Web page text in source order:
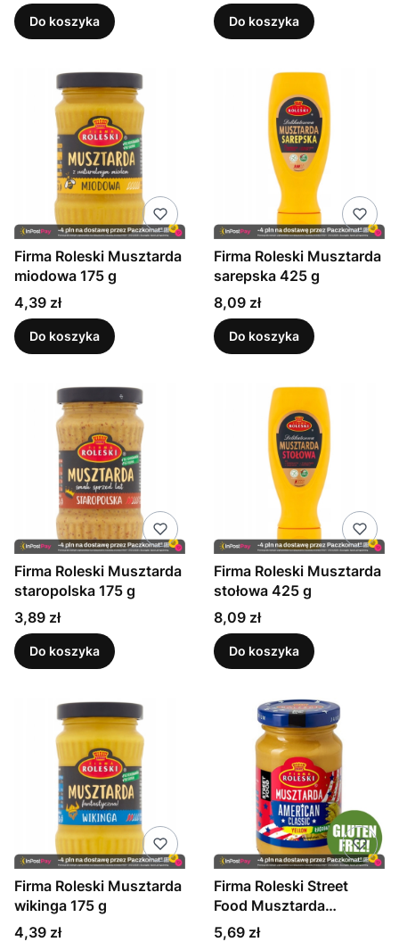
Do koszyka Do koszyka
Firma Roleski Musztarda
miodowa 175 g
Cena
4,39 zł
Do koszyka
Firma Roleski Musztarda
sarepska 425 g
Cena
8,09 zł
Do koszyka
Firma Roleski Musztarda
staropolska 175 g
Cena
3,89 zł
Do koszyka
Firma Roleski Musztarda
stołowa 425 g
Cena
8,09 zł
Do koszyka
Firma Roleski Musztarda
wikinga 175 g
Cena
4,39 zł
Firma Roleski Street
Food Musztarda
American 200 g
Cena
5,69 zł